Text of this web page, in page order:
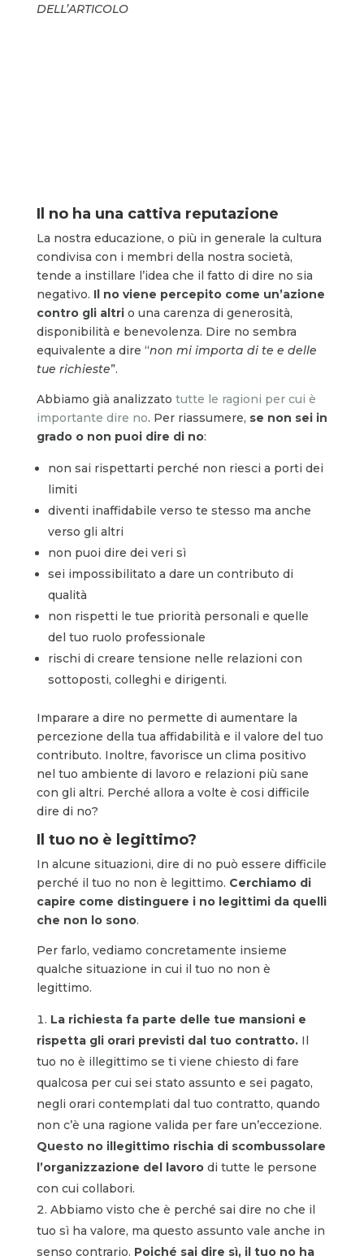
DELL’ARTICOLO
Il no ha una cattiva reputazione
La nostra educazione, o più in generale la cultura
condivisa con i membri della nostra società,
tende a instillare l’idea che il fatto di dire no sia
negativo. Il no viene percepito come un’azione
contro gli altri o una carenza di generosità,
disponibilità e benevolenza. Dire no sembra
equivalente a dire “non mi importa di te e delle
tue richieste”.
Abbiamo già analizzato tutte le ragioni per cui è
importante dire no. Per riassumere, se non sei in
grado o non puoi dire di no:
non sai rispettarti perché non riesci a porti dei
limiti
diventi inaffidabile verso te stesso ma anche
verso gli altri
non puoi dire dei veri sì
sei impossibilitato a dare un contributo di
qualità
non rispetti le tue priorità personali e quelle
del tuo ruolo professionale
rischi di creare tensione nelle relazioni con
sottoposti, colleghi e dirigenti.
Imparare a dire no permette di aumentare la
percezione della tua affidabilità e il valore del tuo
contributo. Inoltre, favorisce un clima positivo
nel tuo ambiente di lavoro e relazioni più sane
con gli altri. Perché allora a volte è cosi difficile
dire di no?
Il tuo no è legittimo?
In alcune situazioni, dire di no può essere difficile
perché il tuo no non è legittimo. Cerchiamo di
capire come distinguere i no legittimi da quelli
che non lo sono.
Per farlo, vediamo concretamente insieme
qualche situazione in cui il tuo no non è
legittimo.
La richiesta fa parte delle tue mansioni e
rispetta gli orari previsti dal tuo contratto. Il
tuo no è illegittimo se ti viene chiesto di fare
qualcosa per cui sei stato assunto e sei pagato,
negli orari contemplati dal tuo contratto, quando
non c’è una ragione valida per fare un’eccezione.
Questo no illegittimo rischia di scombussolare
l’organizzazione del lavoro di tutte le persone
con cui collabori.
Abbiamo visto che è perché sai dire no che il
tuo sì ha valore, ma questo assunto vale anche in
senso contrario. Poiché sai dire sì, il tuo no ha